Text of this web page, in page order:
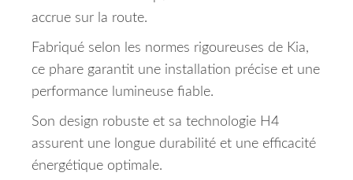
accrue sur la route.
Fabriqué selon les normes rigoureuses de Kia,
ce phare garantit une installation précise et une
performance lumineuse fiable.
Son design robuste et sa technologie H4
assurent une longue durabilité et une efficacité
énergétique optimale.